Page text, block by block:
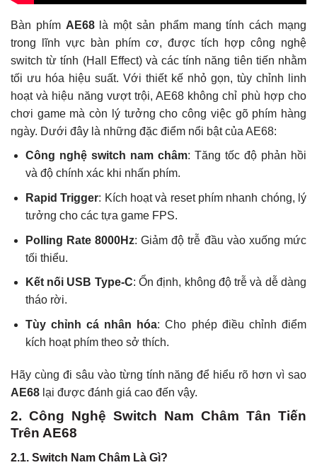
Bàn phím AE68là một sản phẩm mang tính cách mạng
trong lĩnh vực bàn phím cơ, được tích hợp công nghệ
switch từ tính (Hall Effect) và các tính năng tiên tiến nhằm
tối ưu hóa hiệu suất. Với thiết kế nhỏ gọn, tùy chỉnh linh
hoạt và hiệu năng vượt trội, AE68 không chỉ phù hợp cho
chơi game mà còn lý tưởng cho công việc gõ phím hàng
ngày. Dưới đây là những đặc điểm nổi bật của AE68:
Công nghệ switch nam châm: Tăng tốc độ phản hồi
và độ chính xác khi nhấn phím.
Rapid Trigger: Kích hoạt và reset phím nhanh chóng, lý
tưởng cho các tựa game FPS.
Polling Rate 8000Hz: Giảm độ trễ đầu vào xuống mức
tối thiểu.
Kết nối USB Type-C: Ổn định, không độ trễ và dễ dàng
tháo rời.
Tùy chỉnh cá nhân hóa: Cho phép điều chỉnh điểm
kích hoạt phím theo sở thích.
Hãy cùng đi sâu vào từng tính năng để hiểu rõ hơn vì sao
AE68 lại được đánh giá cao đến vậy.
2. Công Nghệ Switch Nam Châm Tân Tiến
Trên AE68
2.1. Switch Nam Châm Là Gì?